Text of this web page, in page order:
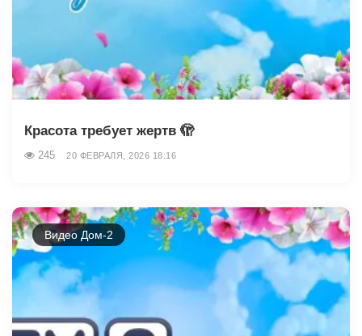
Красота требует жертв 🫣
245 20 ФЕВРАЛЯ, 2026 18:16
Видео Дом-2